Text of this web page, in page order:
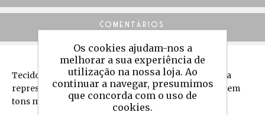
Comentários
Tecido estampado em half-panamá de algodão com a
representação de sardinhas com imagens de Lisboa em
tons multicolor.
Os cookies ajudam-nos a
melhorar a sua experiência de
utilização na nossa loja. Ao
continuar a navegar, presumimos
que concorda com o uso de
cookies.